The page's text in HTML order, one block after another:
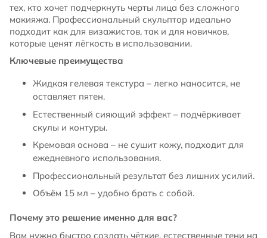
тех, кто хочет подчеркнуть черты лица без сложного
макияжа. Профессиональный скульптор идеально
подходит как для визажистов, так и для новичков,
которые ценят лёгкость в использовании.
Ключевые преимущества
Жидкая гелевая текстура – легко наносится, не
оставляет пятен.
Естественный сияющий эффект – подчёркивает
скулы и контуры.
Кремовая основа – не сушит кожу, подходит для
ежедневного использования.
Профессиональный результат без лишних усилий.
Объём 15 мл – удобно брать с собой.
Почему это решение именно для вас?
Вам нужно быстро создать чёткие, естественные тени на